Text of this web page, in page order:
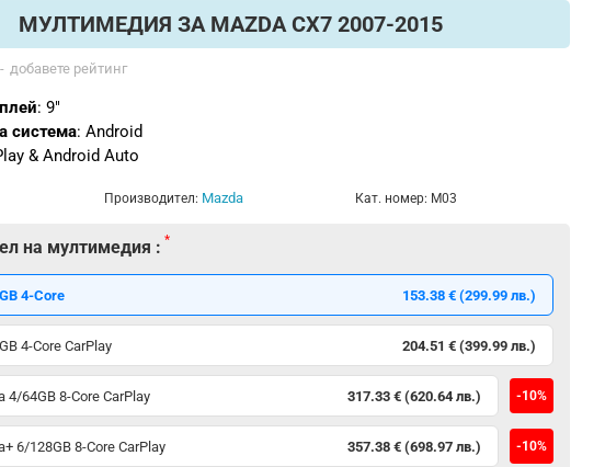
МУЛТИМЕДИЯ ЗА MAZDA CX7 2007-2015
: 9"
система: Android
& Android Auto
Производител: Mazda Кат. номер: M03
- добавете рейтинг
на мултимедия :
4-Core 153.38 € (299.99 лв.)
4-Core CarPlay 204.51 € (399.99 лв.)
4/64GB 8-Core CarPlay 317.33 € (620.64 лв.) -10%
6/128GB 8-Core CarPlay 357.38 € (698.97 лв.) -10%